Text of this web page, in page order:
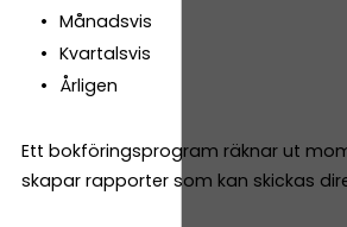
Månadsvis
Kvartalsvis
Årligen
Ett bokföringsprogram räknar ut
skapar rapporter som kan skickas